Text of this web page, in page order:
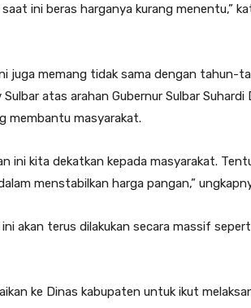
ini beras harganya kurang menentu,”
juga memang tidak sama dengan tahun-
atas arahan Gubernur Sulbar Suhardi
membantu masyarakat.
ini kita dekatkan kepada masyarakat.
menstabilkan harga pangan,”
akan terus dilakukan secara massif
ke Dinas kabupaten untuk ikut